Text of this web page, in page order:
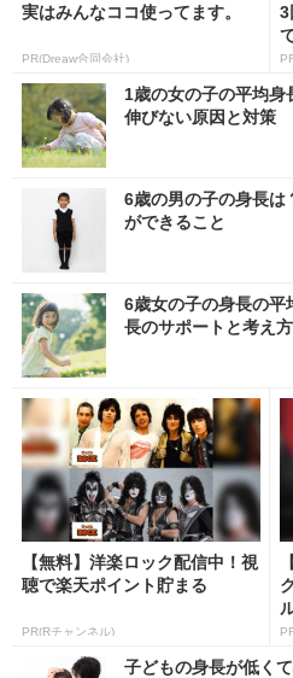
実はみんなココ使ってます。
PR(Dreaw合同会社)
3
1歳の女の子の平均身
伸びない原因と対策
6歳の男の子の身長は
ができること
6歳女の子の身長の平
長のサポートと考え方
【無料】洋楽ロック配信中！視
聴で楽天ポイント貯まる
PR(Rチャンネル)
子どもの身長が低く